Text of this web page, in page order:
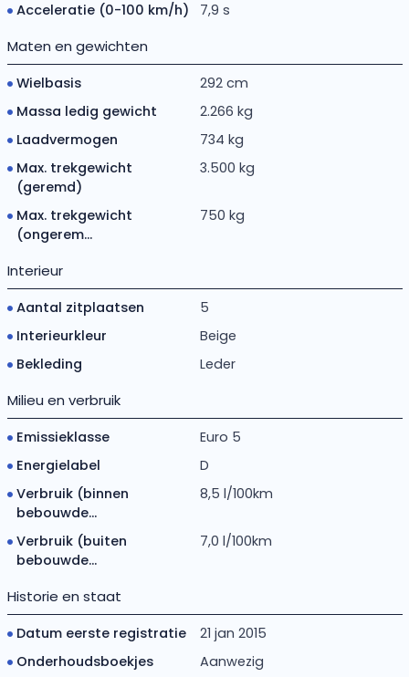
Acceleratie (0-100 km/h)
7,9 s
Maten en gewichten
Wielbasis
292 cm
Massa ledig gewicht
2.266 kg
Laadvermogen
734 kg
Max. trekgewicht
(geremd)
3.500 kg
Max. trekgewicht
(ongerem...
750 kg
Interieur
Aantal zitplaatsen
5
Interieurkleur
Beige
Bekleding
Leder
Milieu en verbruik
Emissieklasse
Euro 5
Energielabel
D
Verbruik (binnen
bebouwde...
8,5 l/100km
Verbruik (buiten
bebouwde...
7,0 l/100km
Historie en staat
Datum eerste registratie
21 jan 2015
Onderhoudsboekjes
Aanwezig